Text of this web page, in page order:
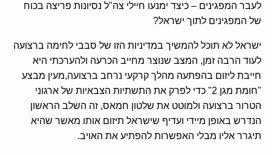
לעבר המפגינים – כיצד ימנעו חיילי צה"ל נסיונות פריצה בכוח
של המפגינים לתוך ישראל?
ישראל לא תוכל להמשיך במדיניות הזו של סבבי לחימה ברצועה
לעוד הרבה זמן, המצב שנוצר מחייב הכרעה ולהערכתי היא
חייבת ליזום בהפתעה מהלך קרקעי נרחב ברצועה,מעין מבצע
"חומת מגן 2" כדי לפרק את התשתיות הצבאיות של ארגוני
הטרור ברצועה ולמוטט את שלטון חמאס, זה השלב הראשון
הנדרש באופן מיידי ועדיף שישראל תיזום אותו מאשר שהיא
תיגרר אליו מבלי האפשרות להפתיע את האויב.